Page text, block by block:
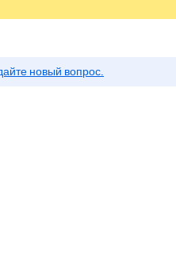
новый вопрос.